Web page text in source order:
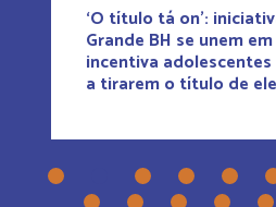
‘O título tá on’:
Grande BH se unem
incentiva
a tirarem o título de